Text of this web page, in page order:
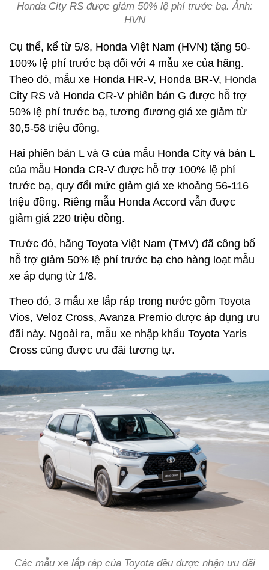
Honda City RS được giảm 50% lệ phí trước bạ. Ảnh:
HVN
Cụ thể, kể từ 5/8, Honda Việt Nam (HVN) tặng 50-
100% lệ phí trước bạ đối với 4 mẫu xe của hãng.
Theo đó, mẫu xe Honda HR-V, Honda BR-V, Honda
City RS và Honda CR-V phiên bản G được hỗ trợ
50% lệ phí trước bạ, tương đương giá xe giảm từ
30,5-58 triệu đồng.
Hai phiên bản L và G của mẫu Honda City và bản L
của mẫu Honda CR-V được hỗ trợ 100% lệ phí
trước bạ, quy đổi mức giảm giá xe khoảng 56-116
triệu đồng. Riêng mẫu Honda Accord vẫn được
giảm giá 220 triệu đồng.
Trước đó, hãng Toyota Việt Nam (TMV) đã công bố
hỗ trợ giảm 50% lệ phí trước bạ cho hàng loạt mẫu
xe áp dụng từ 1/8.
Theo đó, 3 mẫu xe lắp ráp trong nước gồm Toyota
Vios, Veloz Cross, Avanza Premio được áp dụng ưu
đãi này. Ngoài ra, mẫu xe nhập khẩu Toyota Yaris
Cross cũng được ưu đãi tương tự.
Các mẫu xe lắp ráp của Toyota đều được nhận ưu đãi